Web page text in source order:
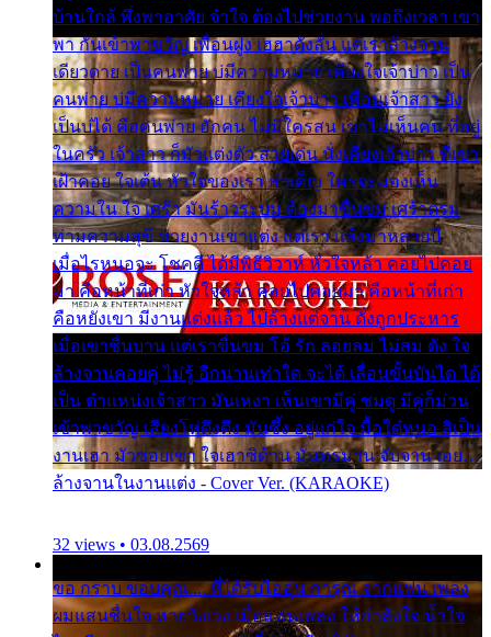
บ้านใกล้ พึ่งพาอาศัย จำใจ ต้องไปช่วยงาน พอถึงเวลา เขา
พา กันเข้าพาขวัญ เพื่อนฝูง เฮฮาดังลั่น แต่เราล้างจาน
เดียวดาย เป็นคนพ่าย บ่มีความหมาย เคียงใจเจ้าบ่าว เป็น
คนพ่าย บ่มีความหมาย เคียงใจเจ้าบ่าว เพื่อนเจ้าสาว ยัง
เป็นบ่ได้ คือคนพ่าย ฮักคน ไม่มีใครสน เขาไม่เห็นคน ที่อยู่
ในครัว เจ้าสาว ก็มัวแต่งตัว สวยเด่น นั่งเคียงเจ้าบ่าว ที่เขา
เฝ้าคอย ใจเต้น หัวใจของเรา ลำเค็ญ ใครจะมองเห็น
ความใน ใจ เศร้า มันร้าวระบม ต้องมาขื่นขม เศร้าตรม
ท่ามความสุขี ช่วยงานเขาแต่ง แต่เรา แล้งมาหลายปี
เมื่อไรหนอจะ โชคดี ได้มีพิธีวิวาห์ หัวใจหล้า คอยไปคอย
มา คือหน้าที่เก่า หัวใจหล้า คอยไปคอยมา คือหน้าที่เก่า
คือหยังเขา มีงานแต่งแล้ว ไปล้างแต่จาน ดั่งถูกประหาร
เมื่อเขาชื่นบาน แต่เราขื่นขม โอ้ รัก ลอยลม ไม่สม ดัง ใจ
ล้างจานคอยคู่ ไม่รู้ อีกนานเท่าใด จะได้ เลื่อนขั้นบันได ได้
เป็น ตำแหน่งเจ้าสาว มันเหงา เห็นเขามีคู่ ซมดู มีคู่ก็ม่วน
เข้าพาขวัญ เสียงโห่ตึงตึง มันซึ้ง อยู่แก่ใจ มื้อใด๋หนอ สิเป็น
งานเฮา มัวซอยเขา ใจเฮาซิด้าน มันทรมาน จับจาน เอย…
ล้างจานในงานแต่ง - Cover Ver. (KARAOKE)
32 views • 03.08.2569
ขอ กราบ ขอบคุณ.... ที่ได้รับไออุ่น การุณ จากแฟน เพลง
ผมแสนชื่นใจ หายวังเวง เมื่อแฟนเพลง ให้กำลังใจ น้ำใจ